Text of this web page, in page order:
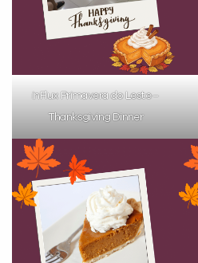
inFlux Primavera do Leste –
Thanksgiving Dinner